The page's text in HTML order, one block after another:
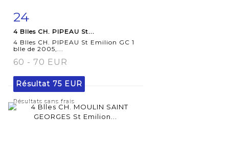
24
4 Blles CH. PIPEAU St...
4 Blles CH. PIPEAU St Emilion GC 1
blle de 2005,...
60 - 70 EUR
Résultat 75 EUR
Résultats sans frais